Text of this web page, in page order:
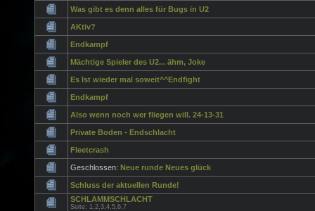
Was gibt es denn alles für Bugs in U2
AKtiv?
Endkampf
Mächtige Spieler des U2... ähm, Joke
Es Ist wieder mal soweit^^Endfight
Endkampf
Also wenn noch wer fliegen will. 24-13-31
Private Boden - Endschlacht
Fleetcrash
Geschlossen: Neue runde Neues glück
Schluss der aktuellen Runde!
SCHLAMMSCHLACHT
Seite: 1,2,3,4,5,6,7